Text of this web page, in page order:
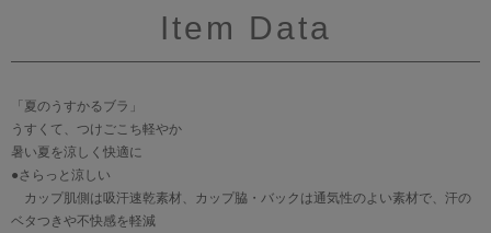
Item Data
「夏のうすかるブラ」
うすくて、つけごこち軽やか
暑い夏を涼しく快適に
●さらっと涼しい
カップ肌側は吸汗速乾素材、カップ脇・バックは通気性のよい素材で、汗の
ベタつきや不快感を軽減